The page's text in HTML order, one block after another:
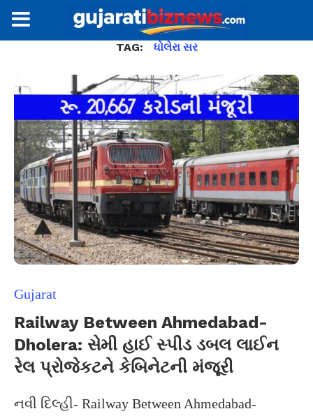
TAG: ધોલેરા સર
Gujarat
Railway Between Ahmedabad-
Dholera: સેમી હાઈ સ્પીડ ડબલ લાઈન
રેલ પ્રોજેકટને કેબિનેટની મંજૂરી
નવી દિલ્હી- Railway Between Ahmedabad-